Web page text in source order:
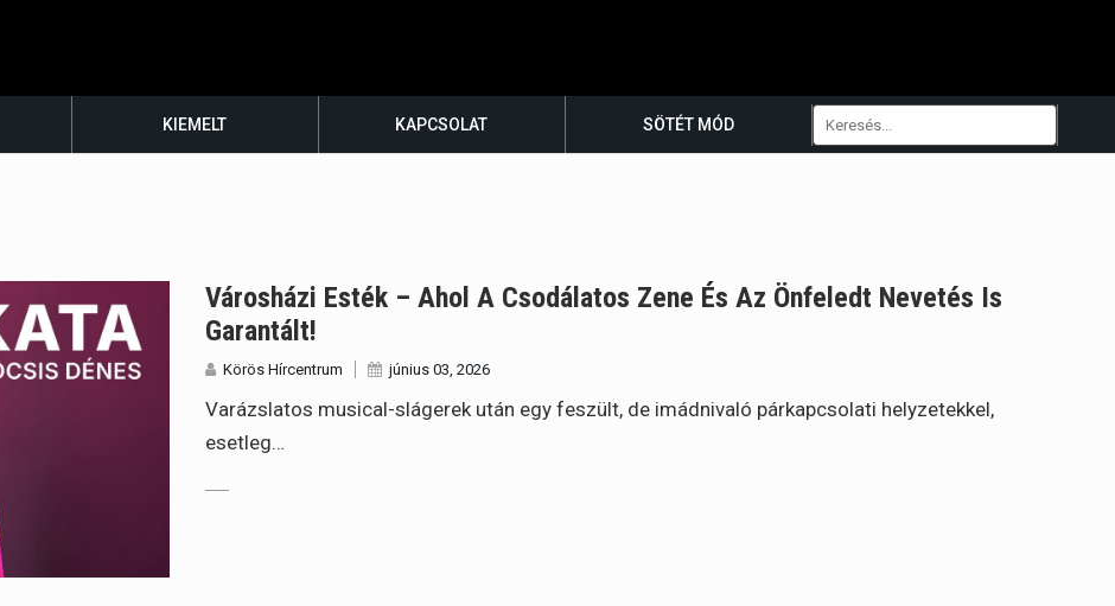
KIEMELT KAPCSOLAT SÖTÉT MÓD
Városházi Esték – Ahol A Csodálatos Zene És Az Önfeledt Nevetés Is
Garantált!
Körös Hírcentrum június 03, 2026
Varázslatos musical-slágerek után egy feszült, de imádnivaló párkapcsolati helyzetekkel,
esetleg…